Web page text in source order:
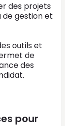
des projets
gestion et
outils et
de
des
pour